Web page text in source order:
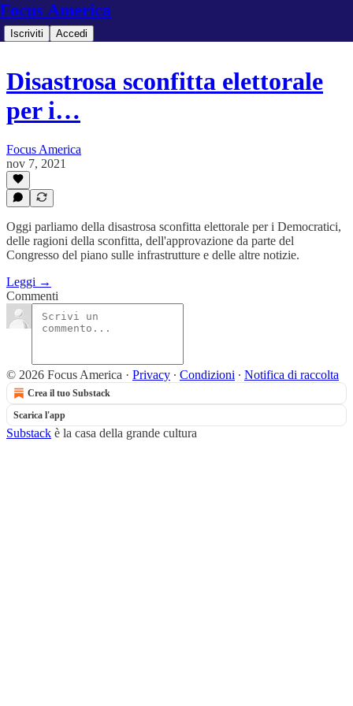
Focus America
Iscriviti Accedi
Disastrosa sconfitta elettorale
per i…
Focus America
nov 7, 2021
Oggi parliamo della disastrosa sconfitta elettorale per i Democratici,
delle ragioni della sconfitta, dell'approvazione da parte del
Congresso del piano sulle infrastrutture e delle altre notizie.
Leggi →
Commenti
© 2026 Focus America · Privacy ∙ Condizioni ∙ Notifica di raccolta
Crea il tuo Substack
Scarica l'app
Substack è la casa della grande cultura